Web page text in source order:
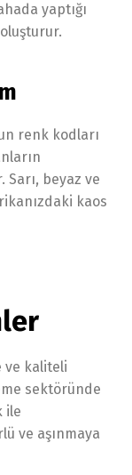
yaptığı
renk kodları
Sarı, beyaz ve
kaos
ve kaliteli
sektöründe
ile
ve aşınmaya